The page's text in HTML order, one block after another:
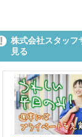
株式会社スタッ
見る